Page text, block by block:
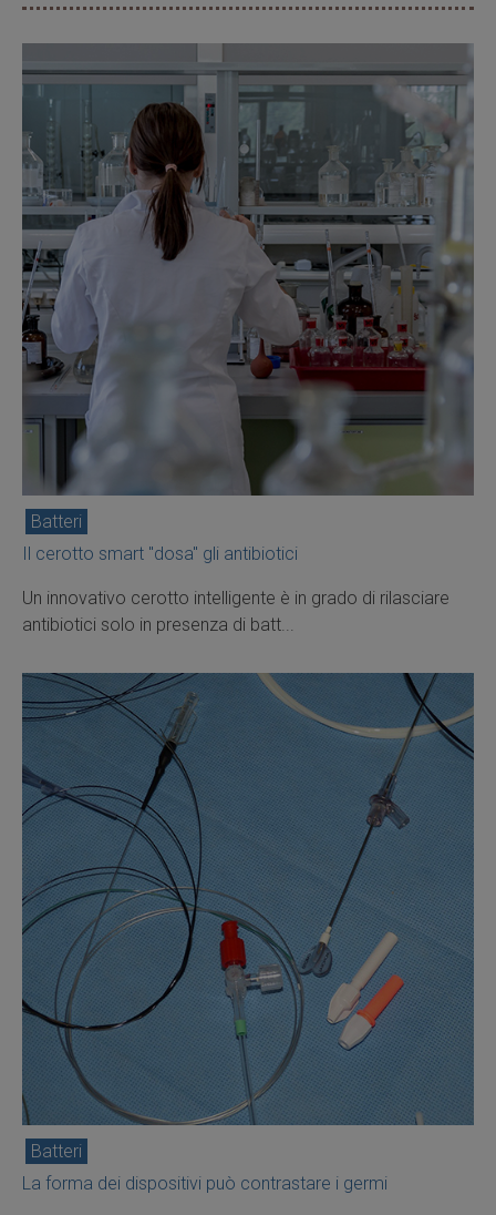
Batteri
Il cerotto smart "dosa" gli antibiotici
Un innovativo cerotto intelligente è in grado di rilasciare
antibiotici solo in presenza di batt...
Batteri
La forma dei dispositivi può contrastare i germi